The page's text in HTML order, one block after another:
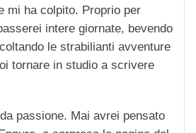
mi ha colpito. Proprio per
intere giornate, bevendo
le strabilianti avventure
tornare in studio a scrivere
passione. Mai avrei pensato